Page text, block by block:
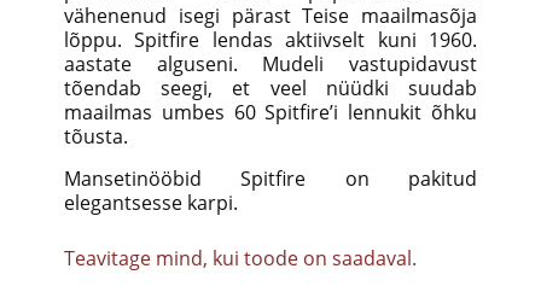
vähenenud isegi pärast Teise maailmasõja
lõppu. Spitfire lendas aktiivselt kuni 1960.
aastate alguseni. Mudeli vastupidavust
tõendab seegi, et veel nüüdki suudab
maailmas umbes 60 Spitfire’i lennukit õhku
tõusta.
Mansetinööbid Spitfire on pakitud
elegantsesse karpi.
Teavitage mind, kui toode on saadaval.